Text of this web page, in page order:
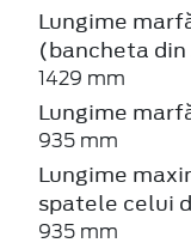
Lungime
(bancheta
1429 mm
Lungime
935 mm
Lungime
spatele celui
935 mm